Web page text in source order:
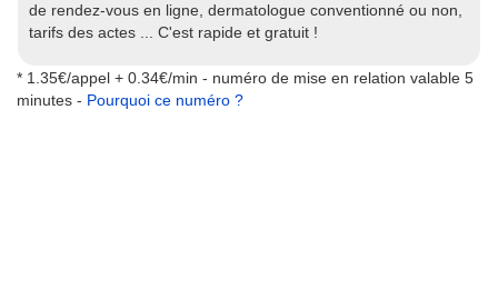
de rendez-vous en ligne, dermatologue conventionné ou non,
tarifs des actes ... C'est rapide et gratuit !
* 1.35€/appel + 0.34€/min - numéro de mise en relation valable 5
minutes - Pourquoi ce numéro ?